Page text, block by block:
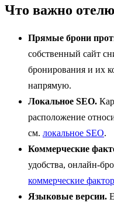
Что важно отелю
Прямые брони
собственный сайт
бронирования и их
напрямую.
Локальное SEO.
расположение
см. локальное SEO.
Коммерческие
удобства, онлайн-
коммерческие
Языковые версии.